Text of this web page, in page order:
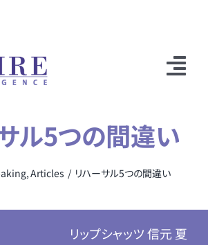
弊社について
ル5つの間違い
Articles リハーサル5つの間違い
リップシャッツ 信元 夏